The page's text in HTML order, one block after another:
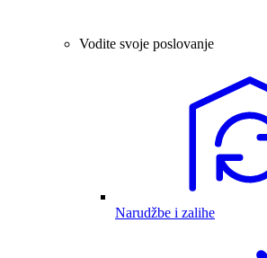
Vodite svoje poslovanje
Narudžbe i zalihe